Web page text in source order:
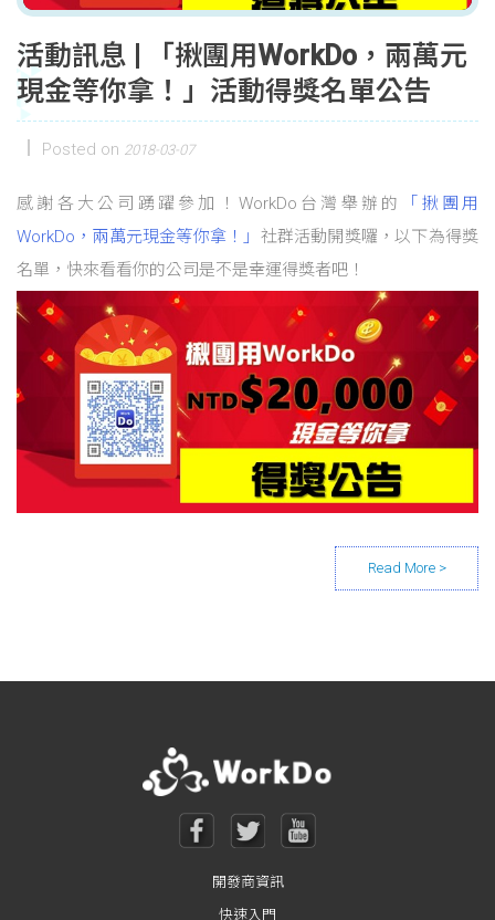
活動訊息 | 「揪團用WorkDo，兩萬元
現金等你拿！」活動得獎名單公告
Posted on 2018-03-07
感謝各大公司踴躍參加！WorkDo台灣舉辦的
「揪團用
WorkDo，兩萬元現金等你拿！」 社群活動開獎囉，以下為得獎
名單，快來看看你的公司是不是幸運得獎者吧！
Posts navigation
開發商資訊
快速入門